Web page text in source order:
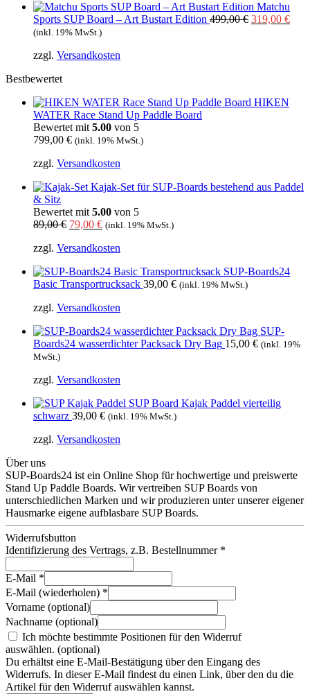
Matchu
Sports SUP Board – Art Bustart Edition 499,00€ 319,00 €
(inkl. 19% MwSt.)
zzgl. Versandkosten
Bestbewertet
HIKEN
WATER Race Stand Up Paddle Board
Bewertet mit 5.00 von 5
799,00 € (inkl. 19% MwSt.)
zzgl. Versandkosten
Kajak-Set für SUP-Boards bestehend aus Paddel
& Sitz
Bewertet mit 5.00 von 5
89,00€ Ursprünglicher
war:
79,00 €Aktueller
ist:
(inkl. 19% MwSt.)
zzgl. Versandkosten
SUP-Boards24
Basic Transportrucksack 39,00 € (inkl. 19% MwSt.)
zzgl. Versandkosten
SUP-
Boards24 wasserdichter Packsack Dry Bag 15,00 € (inkl. 19%
MwSt.)
zzgl. Versandkosten
SUP Board Kajak Paddel vierteilig
schwarz 39,00 € (inkl. 19% MwSt.)
zzgl. Versandkosten
Über uns
SUP-Boards24 ist ein Online Shop für hochwertige und preiswerte
Stand Up Paddle Boards. Wir vertreiben SUP Boards von
unterschiedlichen Marken und wir produzieren unter unserer eigener
Hausmarke eigene aufblasbare SUP Boards.
Widerrufsbutton
Identifizierung des Vertrags, z.B. Bestellnummer *
E-Mail *
E-Mail (wiederholen) *
Vorname (optional)
Nachname (optional)
Ich möchte bestimmte Positionen für den Widerruf
auswählen. (optional)
Du erhältst eine E-Mail-Bestätigung über den Eingang des
Widerrufs. In dieser E-Mail findest du einen Link, über den du die
Artikel für den Widerruf auswählen kannst.